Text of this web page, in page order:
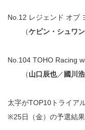
No.12 レジェンド オブ
（ケビン・シュワ
No.104 TOHO Racing
（山口辰也／ 國川
太字がTOP10トライア
※25日（金）の予選結